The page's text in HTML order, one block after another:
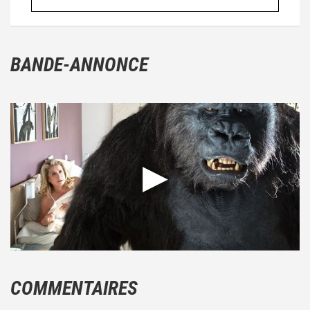
BANDE-ANNONCE
COMMENTAIRES